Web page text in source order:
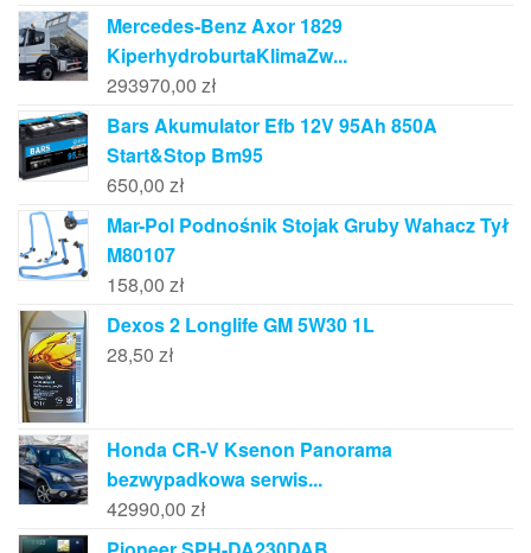
Mercedes-Benz Axor 1829
KiperhydroburtaKlimaZw...
293970,00 zł
Bars Akumulator Efb 12V 95Ah 850A
Start&Stop Bm95
650,00 zł
Mar-Pol Podnośnik Stojak Gruby Wahacz Tył
M80107
158,00 zł
Dexos 2 Longlife GM 5W30 1L
28,50 zł
Honda CR-V Ksenon Panorama
bezwypadkowa serwis...
42990,00 zł